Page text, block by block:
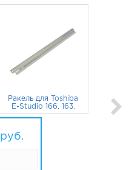
Ракель для Toshiba
E-Studio 166, 163,
18, 181, 223, 167,
руб.